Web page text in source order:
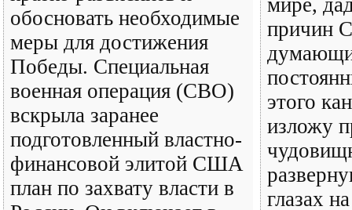
обосновать необходимые
меры для достижения
Победы. Специальная
военная операция (СВО)
вскрыла заранее
подготовленный властно-
финансовой элитой США
план по захвату власти в
мире,
причин
этого
изложу
глазах